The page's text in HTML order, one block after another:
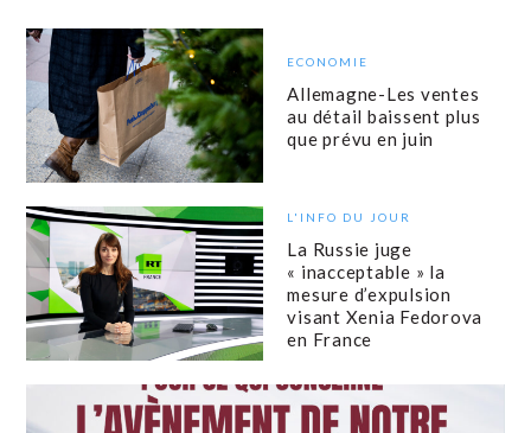
ECONOMIE
Allemagne-Les ventes
au détail baissent plus
que prévu en juin
L'INFO DU JOUR
La Russie juge
« inacceptable » la
mesure d’expulsion
visant Xenia Fedorova
en France